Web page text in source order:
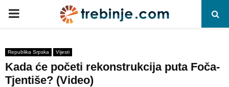
P
I
Republika Srpska Vijesti
Kada će početi rekonstrukcija puta Foča-
Tjentiše? (Video)